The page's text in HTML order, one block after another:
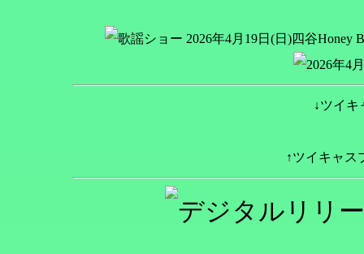
↓ツイキ
↑ツイキャス